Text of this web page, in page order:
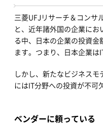
三菱UFJリサーチ＆コンサ
と、近年諸外国の企業に
る中、日本の企業の投資
ます。つまり、日本企業は
しかし、新たなビジネス
にはIT分野への投資が不可
ベンダーに頼っている